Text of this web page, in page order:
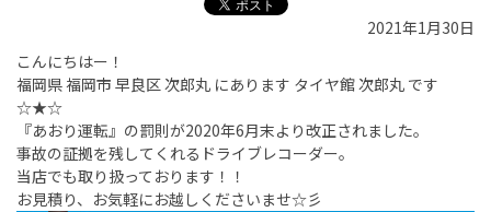
2021年1月30日
こんにちはー！
福岡県 福岡市 早良区 次郎丸 にあります タイヤ館 次郎丸 です
☆★☆
『あおり運転』の罰則が2020年6月末より改正されました。
事故の証拠を残してくれるドライブレコーダー。
当店でも取り扱っております！！
お見積り、お気軽にお越しくださいませ☆彡